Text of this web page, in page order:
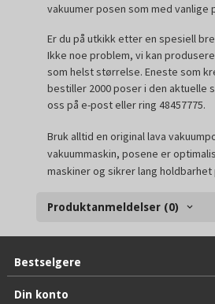
vakuumer posen som med vanlige
Er du på utkikk etter en spesiell
Ikke noe problem, vi kan
som helst størrelse. Eneste som
bestiller 2000 poser i den aktuelle
oss på e-post eller ring 48457775.
Bruk alltid en original lava
vakuummaskin, posene er
maskiner og sikrer lang
Produktanmeldelser (0)
Bestselgere
Din konto